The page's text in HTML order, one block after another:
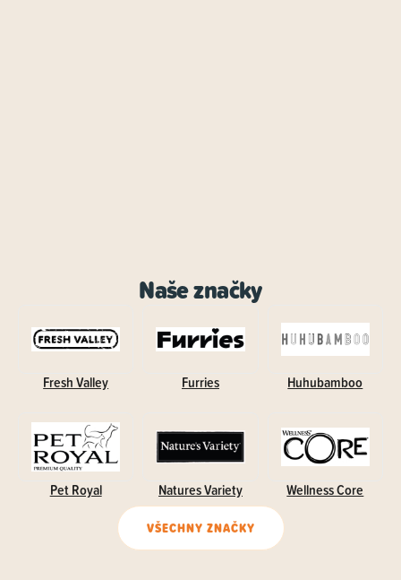
Naše značky
Fresh Valley Furries Huhubamboo
Pet Royal Natures Variety Wellness Core
VŠECHNY ZNAČKY